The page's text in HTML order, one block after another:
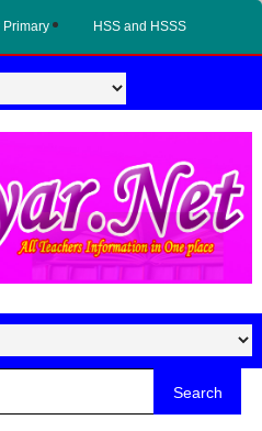
Primary HSS and HSSS
Search